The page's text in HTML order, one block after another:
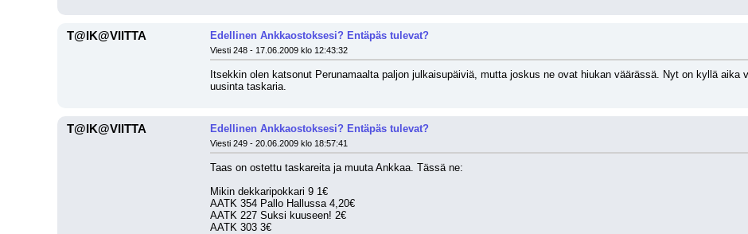
T@IK@VIITTA Edellinen Ankkaostoksesi? Entäpäs tulevat?
Viesti 248 - 17.06.2009 klo 12:43:32
Itsekkin olen katsonut Perunamaalta paljon julkaisupäiviä, mutta joskus ne ovat hiukan väärässä. Nyt on kyllä aika
uusinta taskaria.
T@IK@VIITTA Edellinen Ankkaostoksesi? Entäpäs tulevat?
Viesti 249 - 20.06.2009 klo 18:57:41
Taas on ostettu taskareita ja muuta Ankkaa. Tässä ne:
Mikin dekkaripokkari 9 1€
AATK 354 Pallo Hallussa 4,20€
AATK 227 Suksi kuuseen! 2€
AATK 303 3€